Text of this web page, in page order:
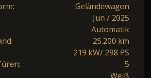
Geländewagen
Jun / 2025
Automatik
25.200 km
219 kW/ 298 PS
5
Weiß